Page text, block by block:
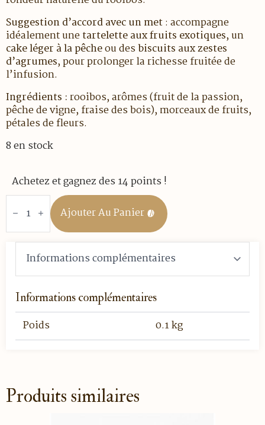
Suggestion d’accord avec un met: accompagne
idéalement unetartelette aux fruits exotiques, un
cake léger à la pêcheou desbiscuits aux zestes
d’agrumes, pour prolonger la richesse fruitée de
l’infusion.
Ingrédients :rooibos, arômes (fruit de la passion,
pêche de vigne, fraise des bois), morceaux de fruits,
pétales de fleurs.
8 en stock
Achetez et gagnez des 14 points !
quantité
Rooibos
Oriental
Boite
25
Ajouter Au Panier
Informations complémentaires
Poids 0.1 kg
Produits similaires